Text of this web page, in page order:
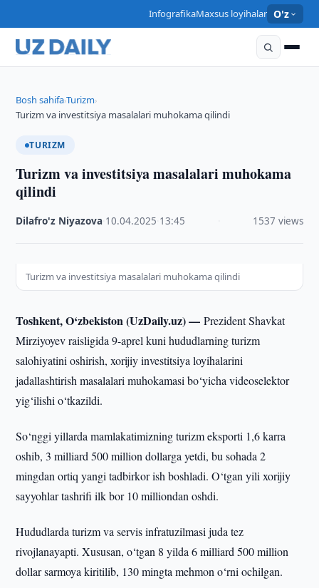
InfografikaMaxsus loyihalar O'z
Bosh sahifa›Turizm›
Turizm va investitsiya masalalari muhokama qilindi
TURIZM
Turizm va investitsiya masalalari muhokama
qilindi
Dilafro'z Niyazova 10.04.2025 13:45 1537 views
Turizm va investitsiya masalalari muhokama qilindi
Toshkent, O‘zbekiston (UzDaily.uz) —Prezident Shavkat
Mirziyoyev raisligida 9-aprel kuni hududlarning turizm
salohiyatini oshirish, xorijiy investitsiya loyihalarini
jadallashtirish masalalari muhokamasi bo‘yicha videoselektor
yig‘ilishi o‘tkazildi.
So‘nggi yillarda mamlakatimizning turizm eksporti 1,6 karra
oshib, 3 milliard 500 million dollarga yetdi, bu sohada 2
mingdan ortiq yangi tadbirkor ish boshladi. O‘tgan yili xorijiy
sayyohlar tashrifi ilk bor 10 milliondan oshdi.
Hududlarda turizm va servis infratuzilmasi juda tez
rivojlanayapti. Xususan, o‘tgan 8 yilda 6 milliard 500 million
dollar sarmoya kiritilib, 130 mingta mehmon o‘rni ochilgan.